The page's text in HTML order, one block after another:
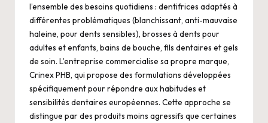
l’ensemble des besoins quotidiens : dentifrices adaptés à
différentes problématiques (blanchissant, anti-mauvaise
haleine, pour dents sensibles), brosses à dents pour
adultes et enfants, bains de bouche, fils dentaires et gels
de soin. L’entreprise commercialise sa propre marque,
Crinex PHB, qui propose des formulations développées
spécifiquement pour répondre aux habitudes et
sensibilités dentaires européennes. Cette approche se
distingue par des produits moins agressifs que certaines